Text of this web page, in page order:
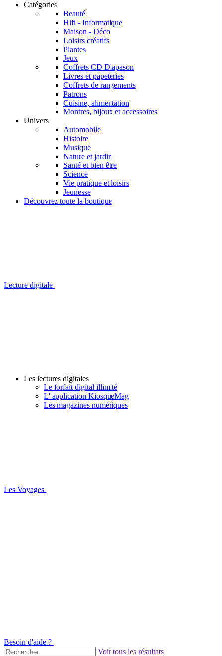
Catégories
Beauté
Hifi - Informatique
Maison - Déco
Loisirs créatifs
Plantes
Jeux
Coffrets CD Diapason
Livres et papeteries
Coffrets de rangements
Patrons
Cuisine, alimentation
Montres, bijoux et accessoires
Univers
Automobile
Histoire
Musique
Nature et jardin
Santé et bien être
Science
Vie pratique et loisirs
Jeunesse
Découvrez toute la boutique
Lecture digitale
Les lectures digitales
Le forfait digital illimité
L' application KiosqueMag
Les magazines numériques
Les Voyages
Besoin d'aide ?
Voir tous les résultats